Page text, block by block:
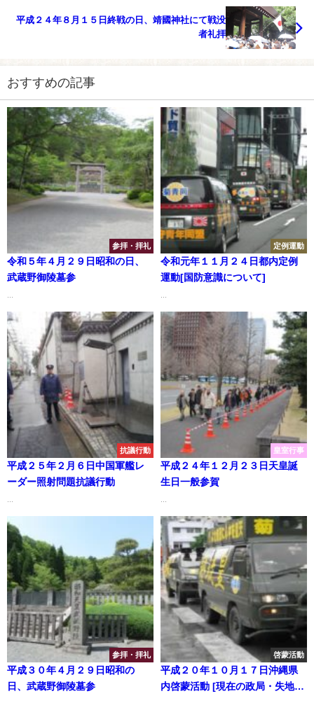
平成２４年８月１５日終戦の日、靖國神社にて戦没
者礼拝
おすすめの記事
参拝・拝礼
令和５年４月２９日昭和の日、
武蔵野御陵墓参
定例運動
令和元年１１月２４日都内定例
運動[国防意識について]
抗議行動
平成２５年２月６日中国軍艦レ
ーダー照射問題抗議行動
皇室行事
平成２４年１２月２３日天皇誕
生日一般参賀
参拝・拝礼
平成３０年４月２９日昭和の
日、武蔵野御陵墓参
啓蒙活動
平成２０年１０月１７日沖縄県
内啓蒙活動 [現在の政局・失地領